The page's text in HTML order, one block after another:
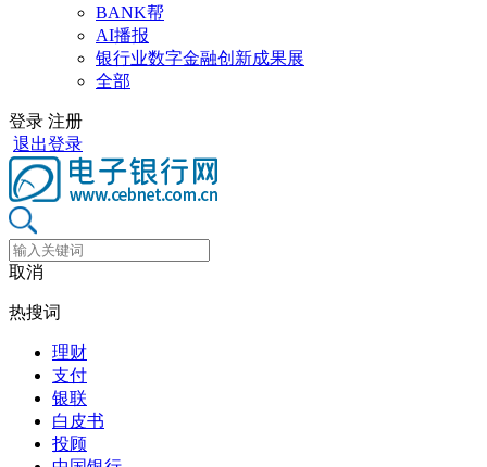
BANK帮
AI播报
银行业数字金融创新成果展
全部
登录 注册
退出登录
取消
热搜词
理财
支付
银联
白皮书
投顾